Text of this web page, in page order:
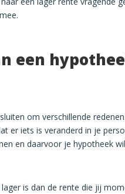
een
om verschillende
er iets is veranderd in je
en daarvoor je hypotheek
lager is dan de rente die jij